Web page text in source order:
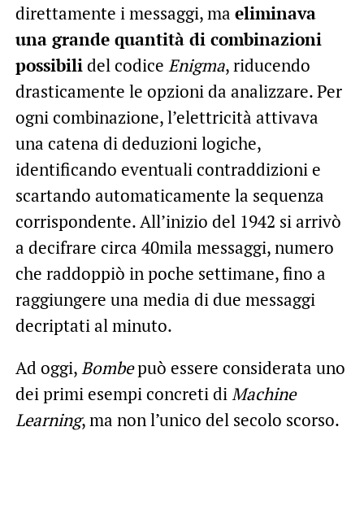
direttamente i messaggi, ma eliminava
una grande quantità di combinazioni
possibilidel codice Enigma, riducendo
drasticamente le opzioni da analizzare. Per
ogni combinazione, l’elettricità attivava
una catena di deduzioni logiche,
identificando eventuali contraddizioni e
scartando automaticamente la sequenza
corrispondente. All’inizio del 1942 si arrivò
a decifrare circa 40mila messaggi, numero
che raddoppiò in poche settimane, fino a
raggiungere una media di due messaggi
decriptati al minuto.
Ad oggi,Bombepuò essere considerata uno
dei primi esempi concreti diMachine
Learning, ma non l’unico del secolo scorso.